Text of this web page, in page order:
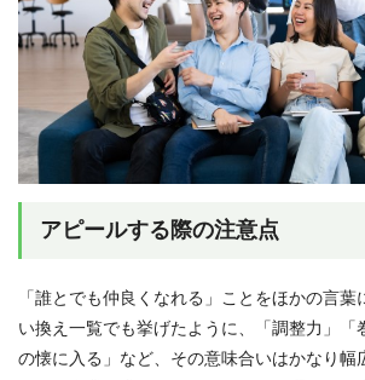
アピールする際の注意点
「誰とでも仲良くなれる」ことをほかの言
い換え一覧でも挙げたように、「調整力」「
の懐に入る」など、その意味合いはかなり幅